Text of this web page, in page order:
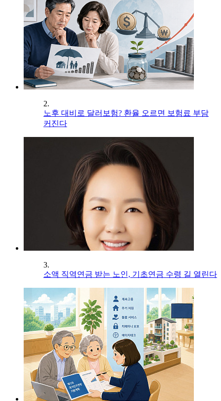
2.
노후 대비로 달러보험? 환율 오르면 보험료 부담
커진다
3.
소액 직역연금 받는 노인, 기초연금 수령 길 열린다